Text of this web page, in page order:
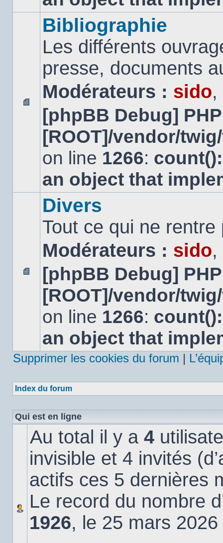
Aucun
message
non
Bibliographie
Les différents
presse, documents
Modérateurs : sido,
[phpBB Debug]
[ROOT]/vendor/
on line 1266:
an object that
Aucun
message
non
Divers
Tout ce qui ne
Modérateurs : sido,
[phpBB Debug]
[ROOT]/vendor/
on line 1266:
an object that
Supprimer les cookies du forum |
Index du forum
Qui est en ligne
Au total il y a 4
invisible et 4 invités
actifs ces 5 dernières
Le record du nombre
1926, le 25 mars 2026